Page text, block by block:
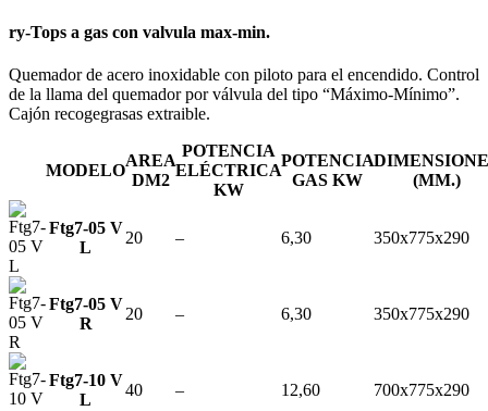
ry-Tops a gas con valvula max-min.
Quemador de acero inoxidable con piloto para el encendido. Control
de la llama del quemador por válvula del tipo “Máximo-Mínimo”.
Cajón recogegrasas extraible.
MODELO
AREA
DM2
POTENCIA
ELÉCTRICA
KW
POTENCIA
GAS KW
(MM.)
Ftg7-05 V
L
20 – 6,30 350x775x290
Ftg7-05 V
R
20 – 6,30 350x775x290
Ftg7-10 V
L
40 – 12,60 700x775x290